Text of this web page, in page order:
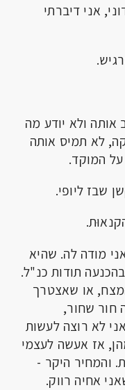
אני דיברתי
ולא יודע מה
לא תמיס אותה
המוקד.
שבז ליופי.
מודה לה. שהיא
תודות כנ"ל.
או שאצטרך
חור שחור,
לא רוצה לעשות
אז אעשה לעצמי
והמחיר היקר -
אחיה רווק.